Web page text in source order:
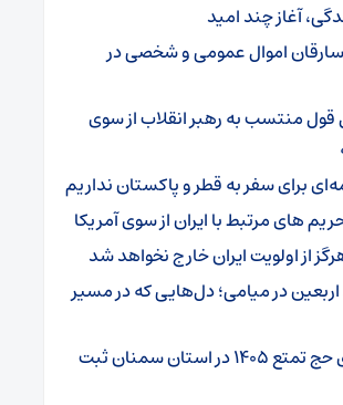
آغاز چند امید
اموال عمومی و شخصی در
منتسب به رهبر انقلاب از سوی
برای سفر به قطر و پاکستان نداریم
های مرتبط با ایران از سوی آمریکا
از اولویت ایران خارج نخواهد شد
در میامی؛ دل‌هایی که در مسیر
۸۰۱ نفر برای حج تمتع ۱۴۰۵ در استان سمنان ثبت